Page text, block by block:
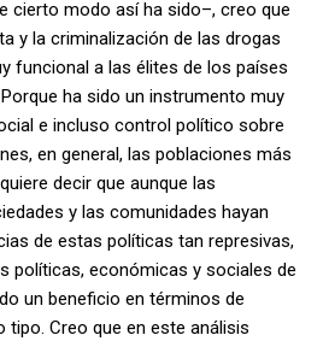
cierto modo así ha sido–, creo que
y la criminalización de las drogas
funcional a las élites de los países
ha sido un instrumento muy
e incluso control político sobre
en general, las poblaciones más
decir que aunque las
y las comunidades hayan
de estas políticas tan represivas,
políticas, económicas y sociales de
un beneficio en términos de
Creo que en este análisis